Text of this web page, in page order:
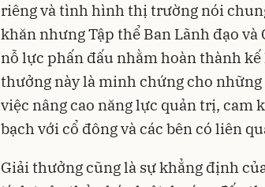
riêng và tình hình thị trường nói
khăn nhưng Tập thể Ban Lãnh đạo
nỗ lực phấn đấu nhằm hoàn thành
thưởng này là minh chứng cho
việc nâng cao năng lực quản trị, cam
bạch với cổ đông và các bên có liên
Giải thưởng cũng là sự khẳng định